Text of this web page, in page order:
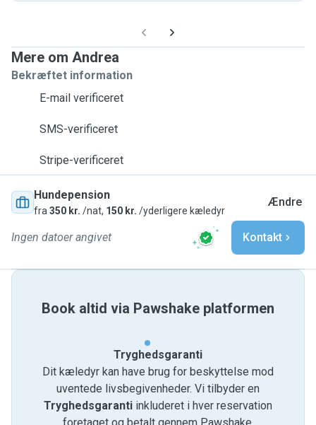
Mere om Andrea
Bekræftet information
E-mail verificeret
SMS-verificeret
Stripe-verificeret
Hundepension
fra 350 kr. /nat, 150 kr. /yderligere kæledyr
Ændre
Ingen datoer angivet Kontakt
Book altid via Pawshake platformen
Tryghedsgaranti
Dit kæledyr kan have brug for beskyttelse mod
uventede livsbegivenheder. Vi tilbyder en
Tryghedsgaranti inkluderet i hver reservation